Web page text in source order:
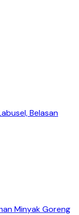
Belasan
Minyak Goreng